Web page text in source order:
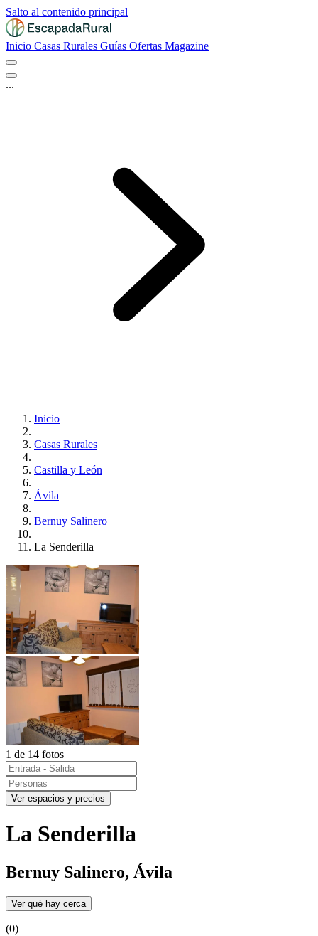
Salto al contenido principal
Inicio Casas Rurales Guías Ofertas Magazine
...
Inicio
Casas Rurales
Castilla y León
Ávila
Bernuy Salinero
La Senderilla
1 de 14 fotos
Ver espacios y precios
La Senderilla
Bernuy Salinero, Ávila
Ver qué hay cerca
(0)